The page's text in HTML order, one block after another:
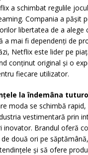
a schimbat regulile
Compania a pășit
libertatea de a alege
a mai fi dependenți de
Netflix este lider pe
conținut original și o
fiecare utilizator.
la îndemâna
moda se schimbă rapid,
vestimentară prin
inovator. Brandul oferă
două ori pe
și să ofere